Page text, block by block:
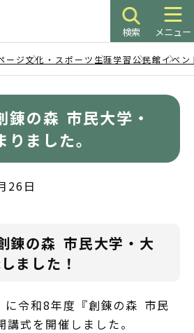
検索 メニュー
ージ文化・スポーツ 生涯学習公民館イベン
の森 市民大学・
ました。
26日
錬の森 市民大学・大
ました！
令和8年度『創錬の森 市民
式を開催しました。